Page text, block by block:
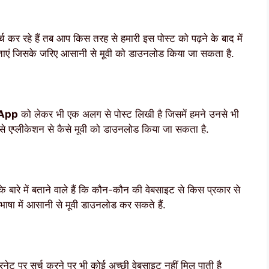
कर रहे हैं तब आप किस तरह से हमारी इस पोस्ट को पढ़ने के बाद में
जिसके जरिए आसानी से मूवी को डाउनलोड किया जा सकता है.
को लेकर भी एक अलग से पोस्ट लिखी है जिसमें हमने उनसे भी
एप्लीकेशन से कैसे मूवी को डाउनलोड किया जा सकता है.
में बताने वाले हैं कि कौन-कौन की वेबसाइट से किस प्रकार से
में आसानी से मूवी डाउनलोड कर सकते हैं.
पर सर्च करने पर भी कोई अच्छी वेबसाइट नहीं मिल पाती है